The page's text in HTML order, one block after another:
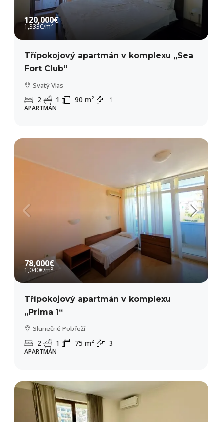
120,000€
1,333€/m²
Třípokojový apartmán v komplexu „Sea
Fort Club“
Svatý Vlas
2 1 90 m² 1
APARTMÁN
78,000€
1,040€/m²
Třípokojový apartmán v komplexu
„Prima 1“
Slunečné Pobřeží
2 1 75 m² 3
APARTMÁN